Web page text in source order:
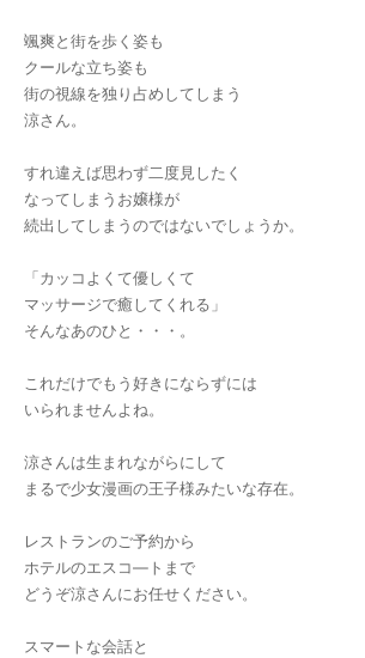
颯爽と街を歩く姿も
クールな立ち姿も
街の視線を独り占めしてしまう
涼さん。
すれ違えば思わず二度見したく
なってしまうお嬢様が
続出してしまうのではないでしょうか。
「カッコよくて優しくて
マッサージで癒してくれる」
そんなあのひと・・・。
これだけでもう好きにならずには
いられませんよね。
涼さんは生まれながらにして
まるで少女漫画の王子様みたいな存在。
レストランのご予約から
ホテルのエスコ―トまで
どうぞ涼さんにお任せください。
スマートな会話と